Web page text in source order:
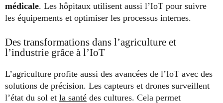
médicale. Les hôpitaux utilisent aussi l’IoT pour suivre
les équipements et optimiser les processus internes.
Des transformations dans l’agriculture et
l’industrie grâce à l’IoT
L’agriculture profite aussi des avancées de l’IoT avec des
solutions de précision. Les capteurs et drones surveillent
l’état du sol et la santé des cultures. Cela permet